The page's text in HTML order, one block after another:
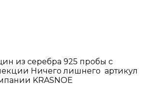
из серебра 925 пробы с
Ничего лишнего артикул
KRASNOE